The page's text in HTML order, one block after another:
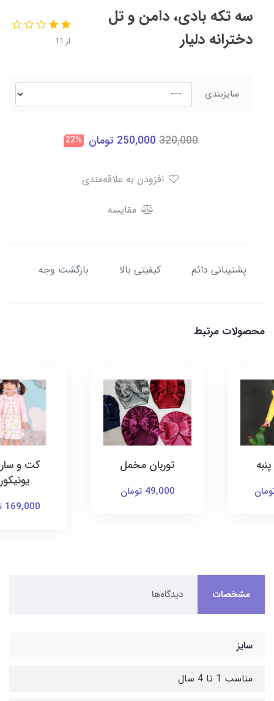
سه تکه بادی، دامن و تل
دخترانه دلیار
از 11
سایزبندی
320,000
250,000 تومان 22%
مقایسه
پشتیبانی دائم کیفیتی بالا بازگشت وجه
محصولات مرتبط
کت و سارافون
مشخصات دیدگاه‌ها
سایز
مناسب 1 تا 4 سال